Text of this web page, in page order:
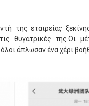
της εταιρείας
θυγατρικές της.Οι
άπλωσαν ένα χέρι